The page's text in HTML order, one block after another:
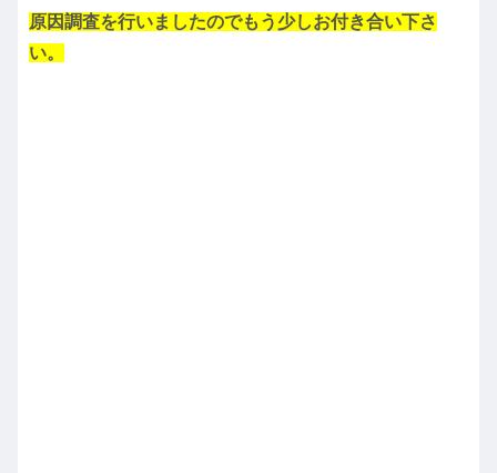
原因調査を行いましたのでもう少しお付き合い下さ
い。